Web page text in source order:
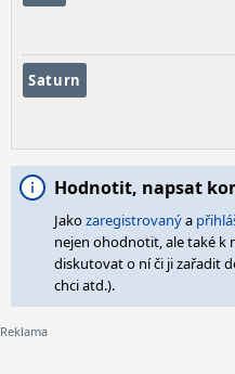
Saturn
Hodnotit, napsat
Jakozaregistrovanýa
nejen ohodnotit, ale také k
diskutovat o ní či ji zařadit
chci atd.).